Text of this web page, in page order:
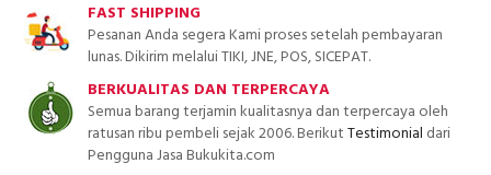
FAST SHIPPING
Pesanan Anda segera Kami proses setelah pembayaran
lunas. Dikirim melalui TIKI, JNE, POS, SICEPAT.
BERKUALITAS DAN TERPERCAYA
Semua barang terjamin kualitasnya dan terpercaya oleh
ratusan ribu pembeli sejak 2006. BerikutTestimonial dari
Pengguna Jasa Bukukita.com